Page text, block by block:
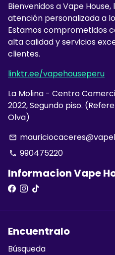
Bienvenidos a Vape
atención personalizada a
Estamos comprometidos
alta calidad y servicios
clientes.
linktr.ee/vapehouseperu
La Molina - Centro
2022, Segundo piso.
Olva)
email
phone 990475220
Informacion Vape
Encuentralo
Búsqueda